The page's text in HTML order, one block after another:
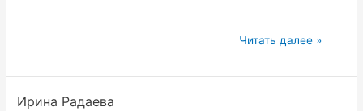
Региональный
г.
Читать далее »
Ирина Радаева